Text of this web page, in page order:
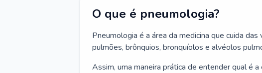
O que é pneumologia?
Pneumologia é a área da medicina que cuida
pulmões, brônquios, bronquíolos e alvéolos
Assim, uma maneira prática de entender qual é